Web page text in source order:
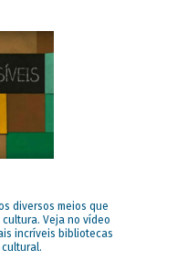
diversos meios que
cultura. Veja no vídeo
incríveis bibliotecas